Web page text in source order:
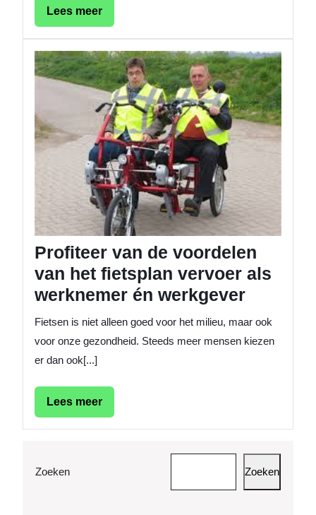
Lees meerLees
meer
van
de
het
Profiteer van de voordelen
van het fietsplan vervoer als
werknemer én werkgever
Fietsen is niet alleen goed voor het milieu, maar ook
voor onze gezondheid. Steeds meer mensen kiezen
er dan ook[...]
Lees meerLees
meer
Zoeken Zoeken